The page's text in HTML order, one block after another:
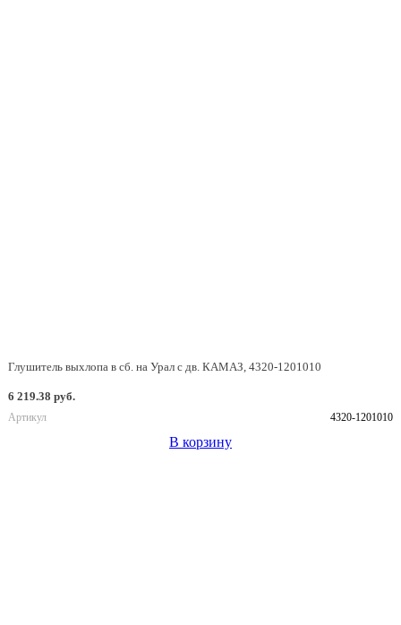
Глушитель выхлопа в сб. на Урал с дв. КАМАЗ, 4320-1201010
6 219.38 руб.
Артикул 4320-1201010
В корзину